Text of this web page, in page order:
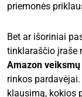
priemonės
Bet ar išoriniai
tinklaraščio įraše
Amazon veiksmų
rinkos
klausimą, kokios